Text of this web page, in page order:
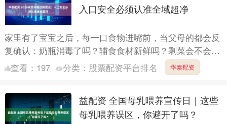
入口安全必须认准全域超净
家里有了宝宝之后，每一口食物进嘴前，当父母的都会反
复确认：奶瓶消毒了吗？辅食食材新鲜吗？剩菜会不会滋
生细菌？但有一个容易被忽视的“健康盲区”，恰恰是每天
查看： 197 分类： 股票配资平台排名 华泰配资
益配资 全国母乳喂养宣传日｜这些
母乳喂养误区，你避开了吗？